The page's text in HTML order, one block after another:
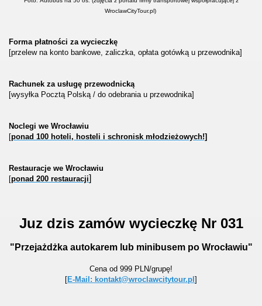
WroclawCityTour.pl)
Forma płatności za wycieczkę
[przelew na konto bankowe, zaliczka, opłata gotówką u przewodnika]
Rachunek za usługę przewodnicką
[wysyłka Pocztą Polską / do odebrania u przewodnika]
Noclegi we Wrocławiu
[ponad 100 hoteli, hosteli i schronisk młodzieżowych!]
Restauracje we Wrocławiu
[ponad 200 restauracji]
Juz dzis zamów wycieczkę Nr 031
"Przejażdżka autokarem lub minibusem po Wrocławiu"
Cena od 999 PLN/grupę!
[E-Mail: kontakt@wroclawcitytour.pl ]